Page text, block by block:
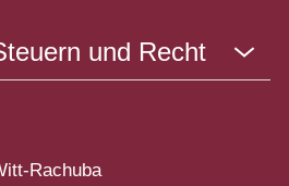
und Recht
Rachuba